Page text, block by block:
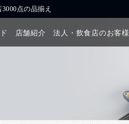
点の品揃え
店舗紹介 法人・飲食店のお客様